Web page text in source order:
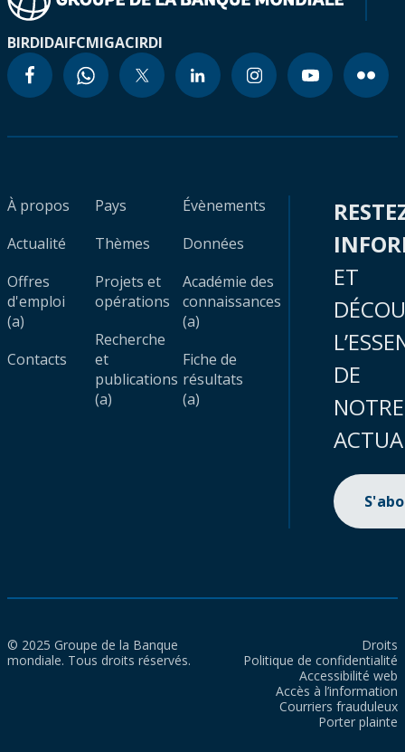
BIRDIDAIFCMIGACIRDI
À propos
Actualité
Offres
d'emploi
(a)
Contacts
Pays
Thèmes
Projets et
opérations
Recherche
et
publications
(a)
Évènements
Données
Académie des
connaissances
(a)
Fiche de
résultats
(a)
ET
DE
NOTRE
© 2025 Groupe de la Banque
mondiale. Tous droits réservés.
Droits
Politique de confidentialité
Accessibilité web
Accès à l’information
Courriers frauduleux
Porter plainte